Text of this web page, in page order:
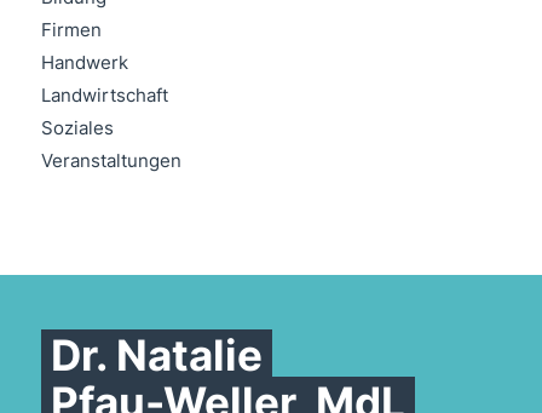
Firmen
Handwerk
Landwirtschaft
Soziales
Veranstaltungen
Dr. Natalie
Pfau-Weller, MdL